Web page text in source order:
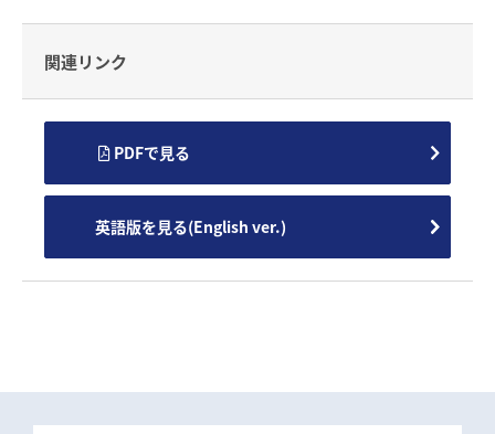
関連リンク
PDFで見る
英語版を見る(English ver.)